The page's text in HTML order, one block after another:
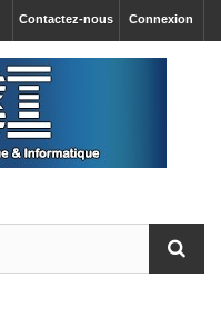
Connexion
Contactez-nous